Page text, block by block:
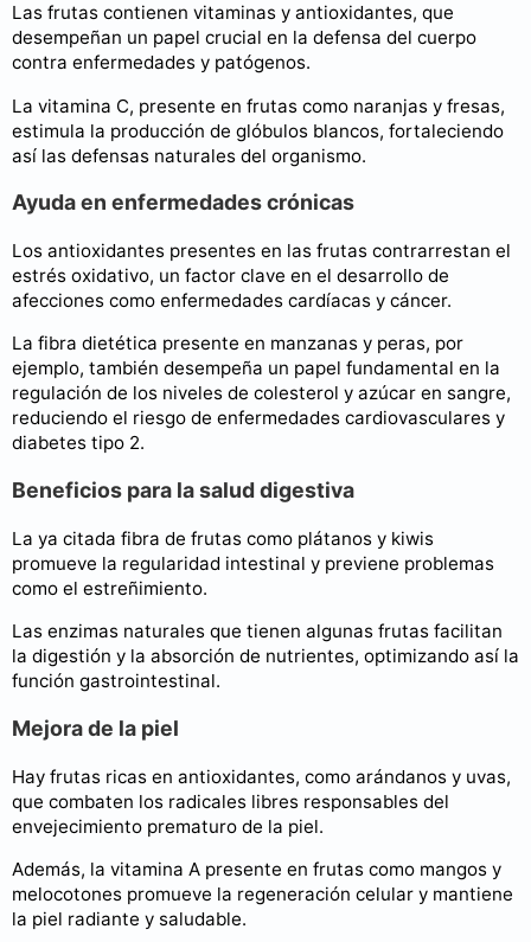
Las frutas contienen vitaminas y antioxidantes, que
desempeñan un papel crucial en la defensa del cuerpo
contra enfermedades y patógenos.
La vitamina C, presente en frutas como naranjas y fresas,
estimula la producción de glóbulos blancos, fortaleciendo
así las defensas naturales del organismo.
Ayuda en enfermedades crónicas
Los antioxidantes presentes en las frutas contrarrestan el
estrés oxidativo, un factor clave en el desarrollo de
afecciones como enfermedades cardíacas y cáncer.
La fibra dietética presente en manzanas y peras, por
ejemplo, también desempeña un papel fundamental en la
regulación de los niveles de colesterol y azúcar en sangre,
reduciendo el riesgo de enfermedades cardiovasculares y
diabetes tipo 2.
Beneficios para la salud digestiva
La ya citada fibra de frutas como plátanos y kiwis
promueve la regularidad intestinal y previene problemas
como el estreñimiento.
Las enzimas naturales que tienen algunas frutas facilitan
la digestión y la absorción de nutrientes, optimizando así la
función gastrointestinal.
Mejora de la piel
Hay frutas ricas en antioxidantes, como arándanos y uvas,
que combaten los radicales libres responsables del
envejecimiento prematuro de la piel.
Además, la vitamina A presente en frutas como mangos y
melocotones promueve la regeneración celular y mantiene
la piel radiante y saludable.